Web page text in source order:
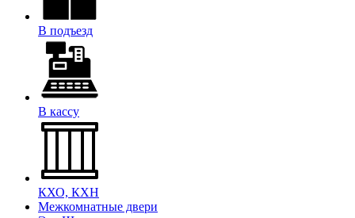
В подъезд
В кассу
КХО, КХН
Межкомнатные двери